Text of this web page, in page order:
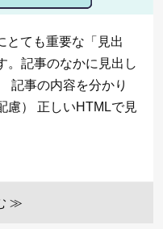
とても重要な「見出
。記事のなかに見出し
記事の内容を分かり
慮） 正しいHTMLで見
≫